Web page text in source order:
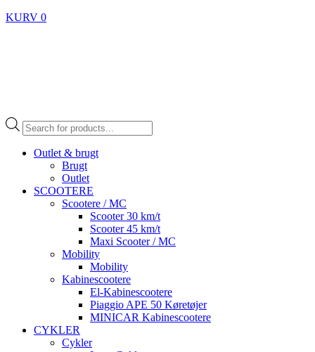
KURV 0
Products
search
Outlet & brugt
Brugt
Outlet
SCOOTERE
Scootere / MC
Scooter 30 km/t
Scooter 45 km/t
Maxi Scooter / MC
Mobility
Mobility
Kabinescootere
El-Kabinescootere
Piaggio APE 50 Køretøjer
MINICAR Kabinescootere
CYKLER
Cykler